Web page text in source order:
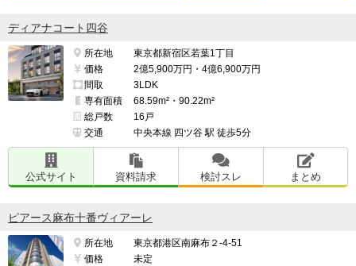
ディアナコート四谷
所在地
東京都新宿区若葉1丁目
価格
2億5,900万円・4億6,900万円
間取
3LDK
専有面積
68.59m²・90.22m²
総戸数
16戸
交通
中央本線 四ツ谷 駅 徒歩5分
公式サイト 資料請求 検討スレ まとめ
ピアース麻布十番ヴィアーレ
所在地
東京都港区南麻布２-4-51
価格
未定